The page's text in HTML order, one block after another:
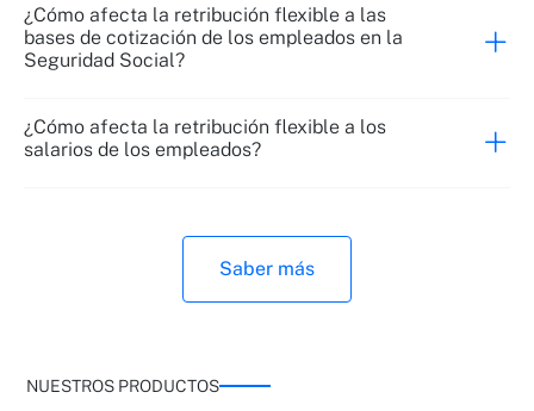
¿Cómo afecta la retribución flexible a las
bases de cotización de los empleados en la
Seguridad Social?
¿Cómo afecta la retribución flexible a los
salarios de los empleados?
Saber más
NUESTROS PRODUCTOS